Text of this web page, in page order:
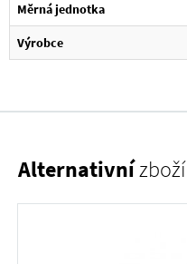
Měrná jednotka
Výrobce
Alternativnízboží